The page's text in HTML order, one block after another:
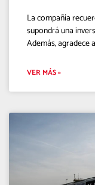
La compañía
supondrá una
Además, agradece
VER MÁS »